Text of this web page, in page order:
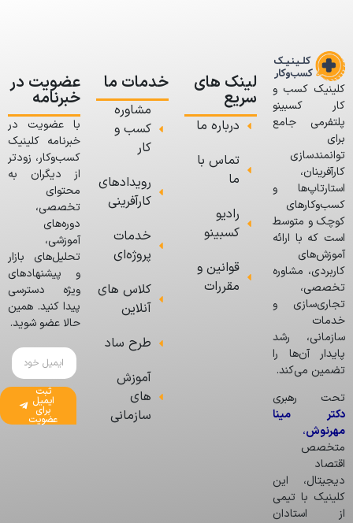
کلینیک کسب و
کار کسبینو
پلتفرمی جامع
برای
توانمندسازی
کارآفرینان،
استارتاپ‌ها و
کسب‌وکارهای
کوچک و متوسط
است که با ارائه
آموزش‌های
کاربردی، مشاوره
تخصصی،
تجاری‌سازی و
خدمات
سازمانی، رشد
پایدار آن‌ها را
تضمین می‌کند.
تحت رهبری
دکتر مینا
مهرنوش،
متخصص
اقتصاد
دیجیتال، این
کلینیک با تیمی
از استادان
لینک های
سریع
درباره ما
تماس با
ما
رادیو
کسبینو
قوانین و
مقررات
خدمات ما
مشاوره
کسب و
کار
رویدادهای
کارآفرینی
خدمات
پروژه‌ای
کلاس های
آنلاین
طرح ساد
آموزش
های
سازمانی
عضویت در
خبرنامه
با عضویت در
خبرنامه کلینیک
کسب‌وکار، زودتر
از دیگران به
محتوای
تخصصی،
دوره‌های
آموزشی،
تحلیل‌های بازار
و پیشنهادهای
ویژه دسترسی
پیدا کنید. همین
حالا عضو شوید.
ثبت
ایمیل
برای
عضویت